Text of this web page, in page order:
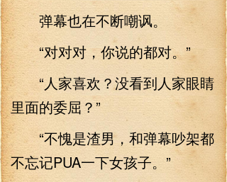
弹幕也在不断嘲讽。
“对对对，你说的都对。”
“人家喜欢？没看到人家眼睛
里面的委屈？”
“不愧是渣男，和弹幕吵架都
不忘记PUA一下女孩子。”